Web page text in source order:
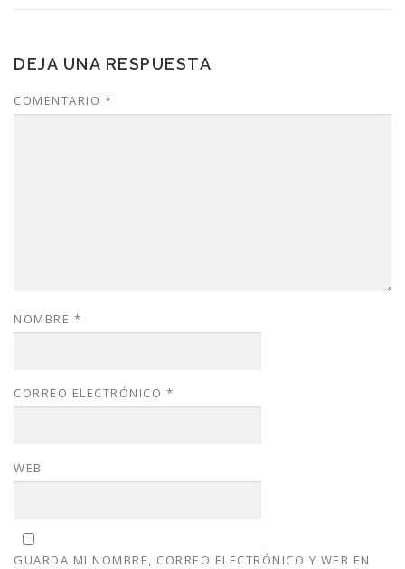
DEJA UNA RESPUESTA
COMENTARIO *
NOMBRE *
CORREO ELECTRÓNICO *
WEB
GUARDA MI NOMBRE, CORREO ELECTRÓNICO Y WEB EN